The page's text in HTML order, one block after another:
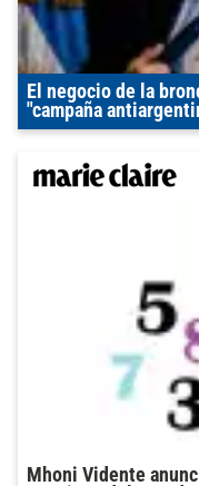
El negocio de la
"campaña
Mhoni Vidente